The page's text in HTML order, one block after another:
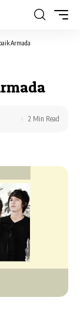
Armada
2 Min Read